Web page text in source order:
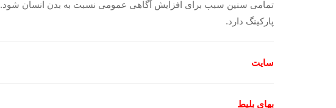
تمامی سنین سبب برای افزایش آگاهی عمومی نسبت به بدن انسان شود.
پارکینگ دارد.
سایت
بهای بلیط